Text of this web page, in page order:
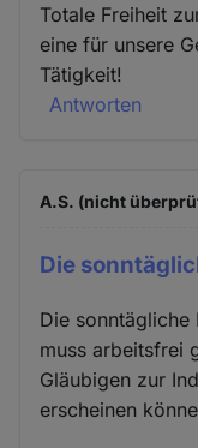
Totale Freiheit
eine für unsere
Tätigkeit!
Antworten
A.S. (nicht
Die
Die
muss arbeitsfrei
Gläubigen zur
erscheinen